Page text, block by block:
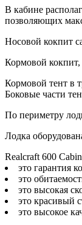
В кабине
позволяющих
Носовой кокпит
Кормовой
Кормовой тент в
Боковые части
По периметру
Лодка
Realcraft 600
это гарантия
это
это высокая
это красивый
это высокое